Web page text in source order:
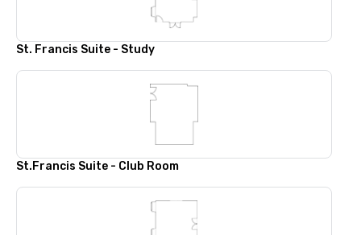
St. Francis Suite - Study
St.Francis Suite - Club Room